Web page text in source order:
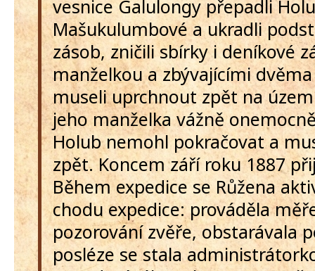
vesnice Galulongy přepadli
Mašukulumbové a ukradli
zásob, zničili sbírky i deníkové
manželkou a zbývajícími
museli uprchnout zpět na
jeho manželka vážně
Holub nemohl pokračovat a
zpět. Koncem září roku 1887
Během expedice se Růžena
chodu expedice: prováděla
pozorování zvěře, obstarávala
posléze se stala